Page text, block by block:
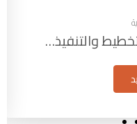
والتنفيذ…